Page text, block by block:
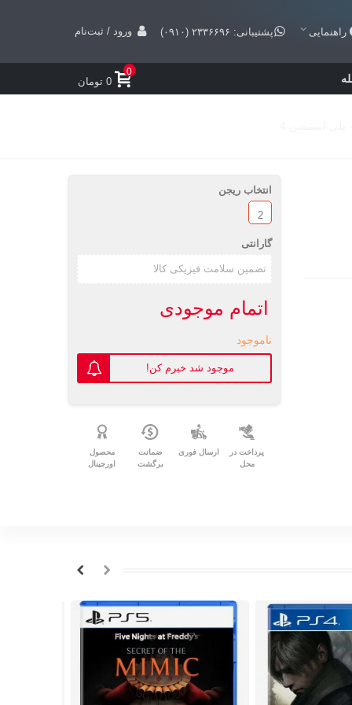
راهنمایی پشتیبانی: ۲۳۳۶۶۹۶ (۰۹۱۰) ورود / ثبت‌نام
0
0 تومان
انتخاب ریجن
2
گارانتی
اتمام موجودی
ناموجود
موجود شد خبرم کن!
پرداخت در
محل
ارسال فوری
ضمانت
برگشت
محصول
اورجینال